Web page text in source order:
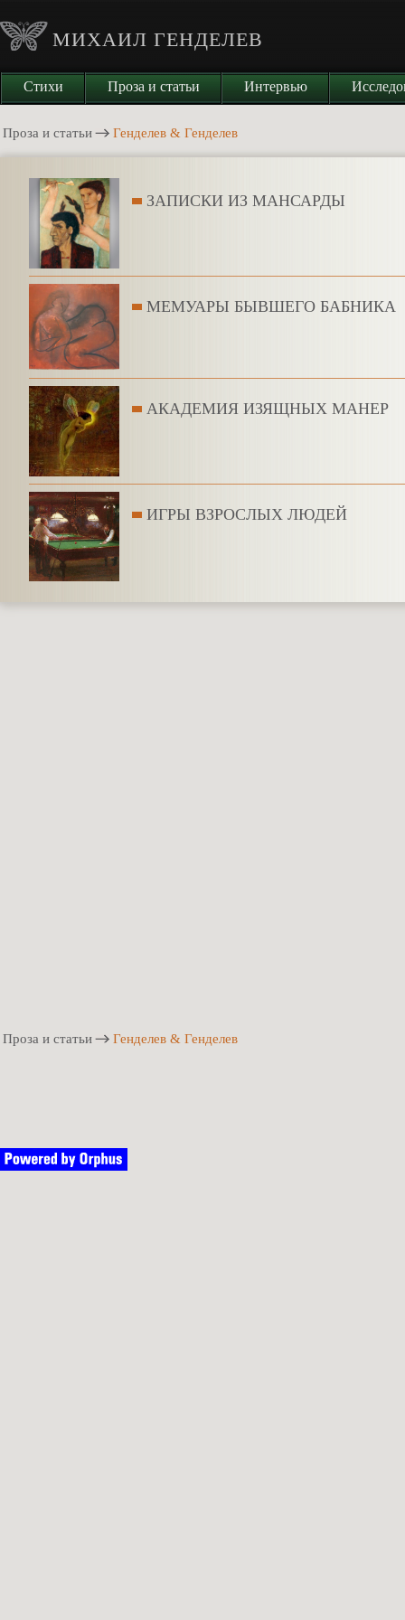
МИХАИЛ ГЕНДЕЛЕВ
Стихи Проза и статьи Интервью
Проза и статьи Генделев & Генделев
ЗАПИСКИ ИЗ МАНСАРДЫ
МЕМУАРЫ БЫВШЕГО БАБНИКА
АКАДЕМИЯ ИЗЯЩНЫХ МАНЕР
ИГРЫ ВЗРОСЛЫХ ЛЮДЕЙ
Проза и статьи Генделев & Генделев